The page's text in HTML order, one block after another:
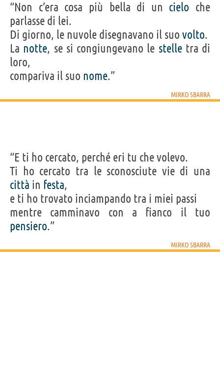
“Non c’era cosa più bella di un cielo che
parlasse di lei.
Di giorno, le nuvole disegnavano il suo volto.
La notte, se si congiungevano le stelletra di
loro,
compariva il suo nome.”
MIRKO SBARRA
“E ti ho cercato, perché eri tu che volevo.
Ti ho cercato tra le sconosciute vie di una
città in festa,
e ti ho trovato inciampando tra i miei passi
mentre camminavo con a fianco il tuo
pensiero.”
MIRKO SBARRA